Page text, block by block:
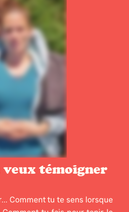
veux témoigner
Comment tu te sens lorsque